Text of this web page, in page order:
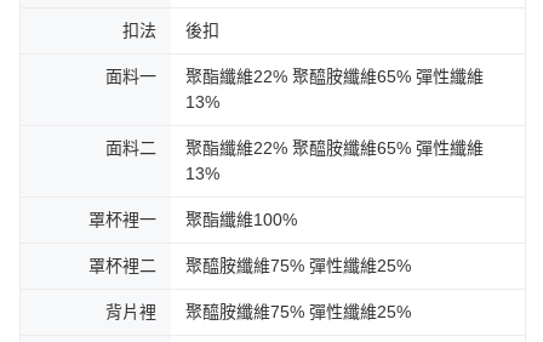
扣法 後扣
面料一
聚酯纖維22% 聚醯胺纖維65% 彈性纖維
13%
面料二
聚酯纖維22% 聚醯胺纖維65% 彈性纖維
13%
罩杯裡一 聚酯纖維100%
罩杯裡二 聚醯胺纖維75% 彈性纖維25%
背片裡 聚醯胺纖維75% 彈性纖維25%